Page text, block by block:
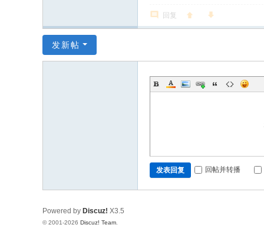
回复
发新帖
发表回复 回帖并转播
Powered by Discuz! X3.5
© 2001-2026 Discuz! Team